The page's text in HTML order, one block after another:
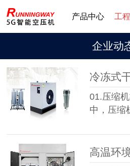
产品中心 工
企业动
01.压缩
中，压